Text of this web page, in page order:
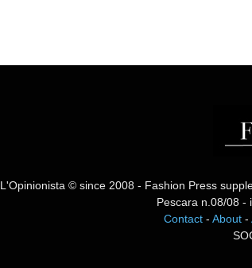
L'Opinionista © since 2008 - Fashion Press
Pescara n.08/08 -
Contact- About-